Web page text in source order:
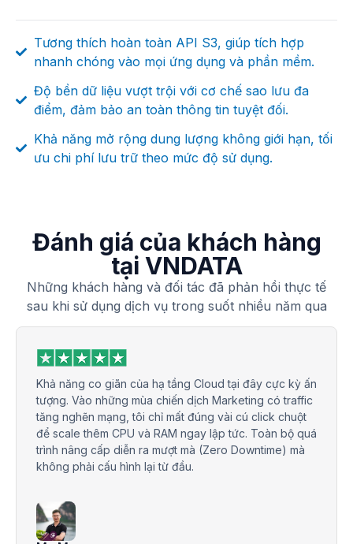
Tương thích hoàn toàn API S3, giúp tích hợp
nhanh chóng vào mọi ứng dụng và phần mềm.
Độ bền dữ liệu vượt trội với cơ chế sao lưu đa
điểm, đảm bảo an toàn thông tin tuyệt đối.
Khả năng mở rộng dung lượng không giới hạn, tối
ưu chi phí lưu trữ theo mức độ sử dụng.
Đánh giá của khách hàng
tại VNDATA
Những khách hàng và đối tác đã phản hồi thực tế
sau khi sử dụng dịch vụ trong suốt nhiều năm qua
Khả năng co giãn của hạ tầng Cloud tại đây cực kỳ ấn
tượng. Vào những mùa chiến dịch Marketing có traffic
tăng nghẽn mạng, tôi chỉ mất đúng vài cú click chuột
để scale thêm CPU và RAM ngay lập tức. Toàn bộ quá
trình nâng cấp diễn ra mượt mà (Zero Downtime) mà
không phải cấu hình lại từ đầu.